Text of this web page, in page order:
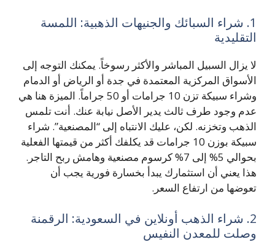
1. شراء السبائك والجنيهات الذهبية: اللمسة
التقليدية
لا يزال السبيل المباشر والأكثر رسوخاً. يمكنك التوجه إلى
الأسواق المركزية المعتمدة في جدة أو الرياض أو الدمام
وشراء سبيكة تزن 10 جرامات أو 50 جراماً. الميزة هنا هي
عدم وجود طرف ثالث يدير الأصل نيابة عنك. أنت تلمس
الذهب وتخزنه. لكن، عليك الانتباه إلى “المصنعية”. شراء
سبيكة بوزن 10 جرامات قد يكلفك أكثر من قيمتها الفعلية
بحوالي 5% إلى 7% كرسوم مصنعية وهامش ربح التاجر.
هذا يعني أن استثمارك يبدأ بخسارة فورية يجب أن
تعوضها من ارتفاع السعر.
2. شراء الذهب أونلاين في السعودية: الرقمنة
وصلت للمعدن النفيس